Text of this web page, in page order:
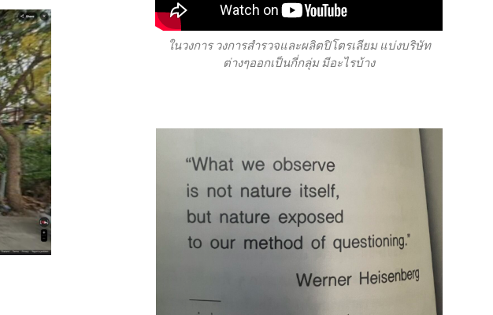
ในวงการ วงการสำรวจและผลิตปิโตรเลียม แบ่งบริษัท
ต่างๆออกเป็นกี่กลุ่ม มีอะไรบ้าง